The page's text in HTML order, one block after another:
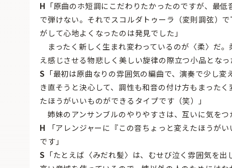
H 「原曲のホ短調にこだわりたかったのですが、最
で弾けない。それでスコルダトゥーラ（変則調弦）
がして心地よくなったのは発見でした」
まったく新しく生まれ変わっているのが〈柔〉だ
え感じさせる物悲しく美しい旋律の際立つ小品となっ
S 「最初は原曲なりの雰囲気の編曲で、演奏で少し
き直そうと決心して、調性も和音の付け方もまった
たほうがいいものができるタイプです（笑）」
姉妹のアンサンブルのやりやすさは、互いに気をつ
H 「アレンジャーに『この音ちょっと変えたほうが
です」
S 「たとえば〈みだれ髪〉は、むせび泣く雰囲気を